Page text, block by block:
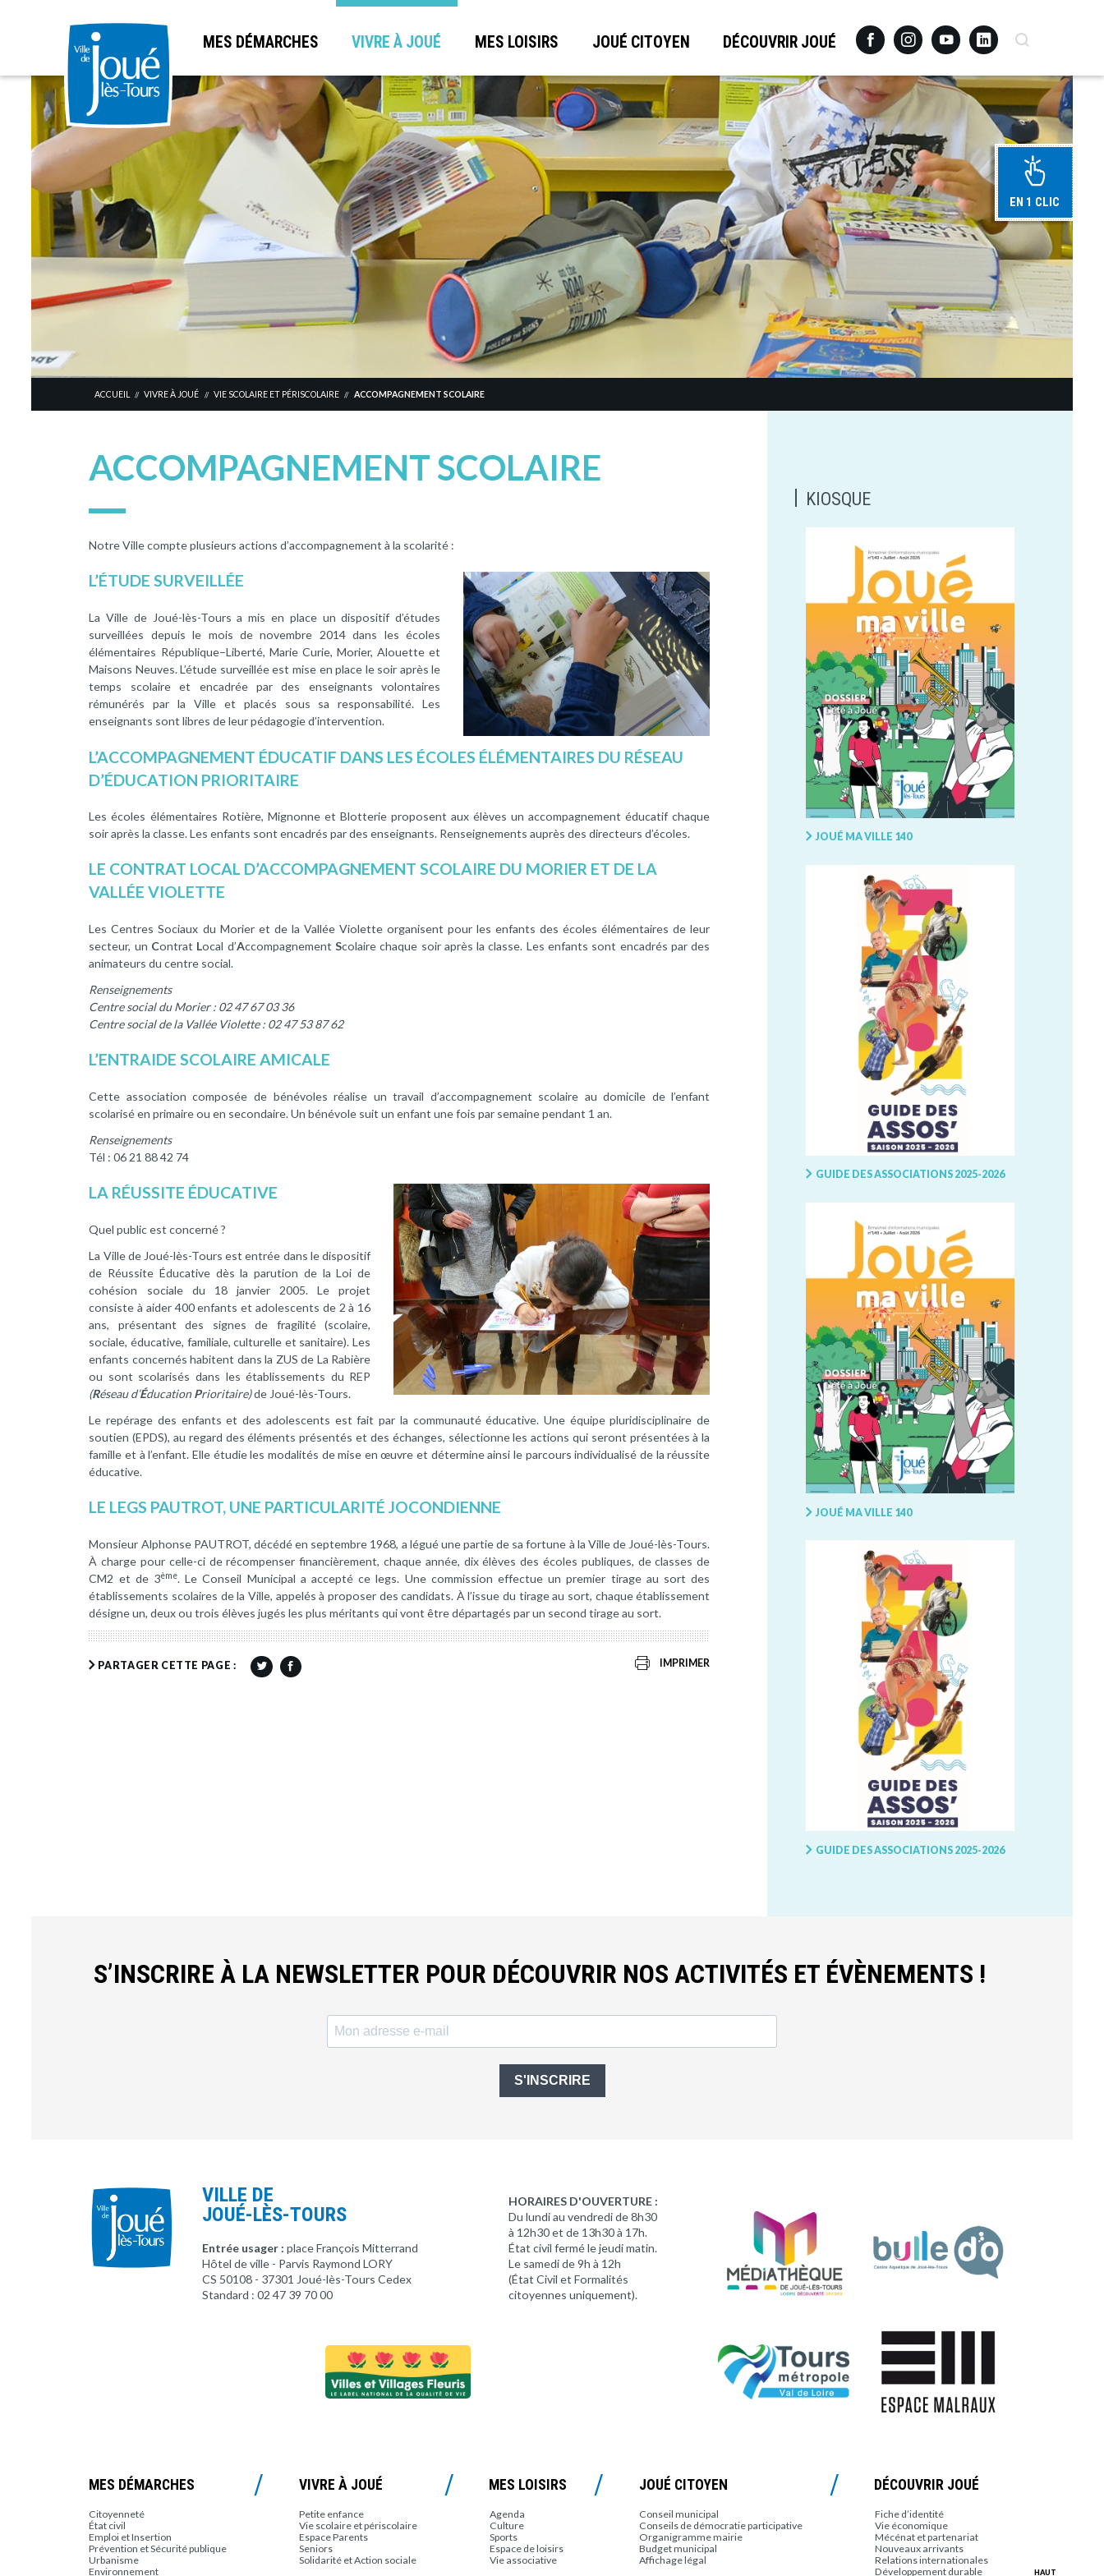
Aller
MES DÉMARCHES VIVRE À JOUÉ MES LOISIRS JOUÉ CITOYEN DÉCOUVRIR JOUÉ FacebookInstagramYoutubeLinkedinRecherche
EN 1 CLIC
ACCUEIL // VIVRE À JOUÉ // VIE SCOLAIRE ET PÉRISCOLAIRE // ACCOMPAGNEMENT SCOLAIRE
ACCOMPAGNEMENT SCOLAIRE
Notre Ville compte plusieurs actions d’accompagnement à la scolarité :
L’ÉTUDE SURVEILLÉE
La Ville de Joué-lès-Tours a mis en place un dispositif d’études
surveillées depuis le mois de novembre 2014 dans les écoles
élémentaires République–Liberté, Marie Curie, Morier, Alouette et
Maisons Neuves. L’étude surveillée est mise en place le soir après le
temps scolaire et encadrée par des enseignants volontaires
rémunérés par la Ville et placés sous sa responsabilité. Les
enseignants sont libres de leur pédagogie d’intervention.
L’ACCOMPAGNEMENT ÉDUCATIF DANS LES ÉCOLES ÉLÉMENTAIRES DU RÉSEAU
D’ÉDUCATION PRIORITAIRE
Les écoles élémentaires Rotière, Mignonne et Blotterie proposent aux élèves un accompagnement éducatif chaque
soir après la classe. Les enfants sont encadrés par des enseignants. Renseignements auprès des directeurs d’écoles.
LE CONTRAT LOCAL D’ACCOMPAGNEMENTSCOLAIRE DU MORIER ET DE LA
VALLÉE VIOLETTE
Les Centres Sociaux du Morier et de la Vallée Violette organisent pour les enfants des écoles élémentaires de leur
secteur, un Contrat Local d’Accompagnement Scolaire chaque soir après la classe. Les enfants sont encadrés par des
animateurs du centre social.
Renseignements
Centre social du Morier : 02 47 67 03 36
Centre social de la Vallée Violette : 02 47 53 87 62
L’ENTRAIDE SCOLAIRE AMICALE
Cette association composée de bénévoles réalise un travail d’accompagnement scolaire au domicile de l’enfant
scolarisé en primaire ou en secondaire. Un bénévole suit un enfant une fois par semaine pendant 1 an.
Renseignements
Tél : 06 21 88 42 74
LA RÉUSSITE ÉDUCATIVE
Quel public est concerné ?
La Ville de Joué-lès-Tours est entrée dans le dispositif
de Réussite Éducative dès la parution de la Loi de
cohésion sociale du 18 janvier 2005. Le projet
consiste à aider 400 enfants et adolescents de 2 à 16
ans, présentant des signes de fragilité (scolaire,
sociale, éducative, familiale, culturelle et sanitaire). Les
enfants concernés habitent dans la ZUS de La Rabière
ou sont scolarisés dans les établissements du REP
(Réseau d’ÉducationPrioritaire)de Joué-lès-Tours.
Le repérage des enfants et des adolescents est fait par la communauté éducative. Une équipe pluridisciplinaire de
soutien (EPDS), au regard des éléments présentés et des échanges, sélectionne les actions qui seront présentées à la
famille et à l’enfant. Elle étudie les modalités de mise en œuvre et détermine ainsi le parcours individualisé de la réussite
éducative.
LE LEGS PAUTROT, UNE PARTICULARITÉ JOCONDIENNE
Monsieur Alphonse PAUTROT, décédé en septembre 1968, a légué une partie de sa fortune à la Ville de Joué-lès-Tours.
À charge pour celle-ci de récompenser financièrement, chaque année, dix élèves des écoles publiques, de classes de
CM2 et de 3ème. Le Conseil Municipal a accepté ce legs. Une commission effectue un premier tirage au sort des
établissements scolaires de la Ville, appelés à proposer des candidats. À l’issue du tirage au sort, chaque établissement
désigne un, deux ou trois élèves jugés les plus méritants qui vont être départagés par un second tirage au sort.
PARTAGER CETTE PAGE : IMPRIMER
KIOSQUE
JOUÉ MA VILLE 140
GUIDE DES ASSOCIATIONS 2025-2026
JOUÉ MA VILLE 140
GUIDE DES ASSOCIATIONS 2025-2026
S’INSCRIRE À LA NEWSLETTER POUR DÉCOUVRIR NOS ACTIVITÉS ET ÉVÈNEMENTS !
S'INSCRIRE
VILLE DE
JOUÉ-LÈS-TOURS
Entrée usager : place François Mitterrand
Hôtel de ville - Parvis Raymond LORY
CS 50108 - 37301 Joué-lès-Tours Cedex
Standard : 02 47 39 70 00
HORAIRES D'OUVERTURE :
Du lundi au vendredi de 8h30
à 12h30 et de 13h30 à 17h.
État civil fermé le jeudi matin.
Le samedi de 9h à 12h
(État Civil et Formalités
citoyennes uniquement).
MES DÉMARCHES
Citoyenneté
État civil
Emploi et Insertion
Prévention et Sécurité publique
Urbanisme
Environnement
VIVRE À JOUÉ
Petite enfance
Vie scolaire et périscolaire
Espace Parents
Seniors
Solidarité et Action sociale
MES LOISIRS
Agenda
Culture
Sports
Espace de loisirs
Vie associative
JOUÉ CITOYEN
Conseil municipal
Conseils de démocratie participative
Organigramme mairie
Budget municipal
Affichage légal
DÉCOUVRIR JOUÉ
Fiche d’identité
Vie économique
Mécénat et partenariat
Nouveaux arrivants
Relations internationales
Développement durable
HAUT